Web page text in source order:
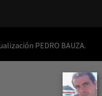
PEDRO BAUZA.